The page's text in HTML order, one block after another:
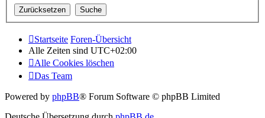
Startseite Foren-Übersicht
Alle Zeiten sind UTC+02:00
Alle Cookies löschen
Das Team
Powered by phpBB® Forum Software © phpBB Limited